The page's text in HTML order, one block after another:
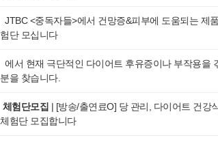
JTBC <중독자들>에서 건망증&피부에 도움되는 제
험단 모십니다
에서 현재 극단적인 다이어트 후유증이나 부작용을
분을 찾습니다.
체험단모집 | [방송/출연료O] 당 관리, 다이어트 건강
체험단 모집합니다